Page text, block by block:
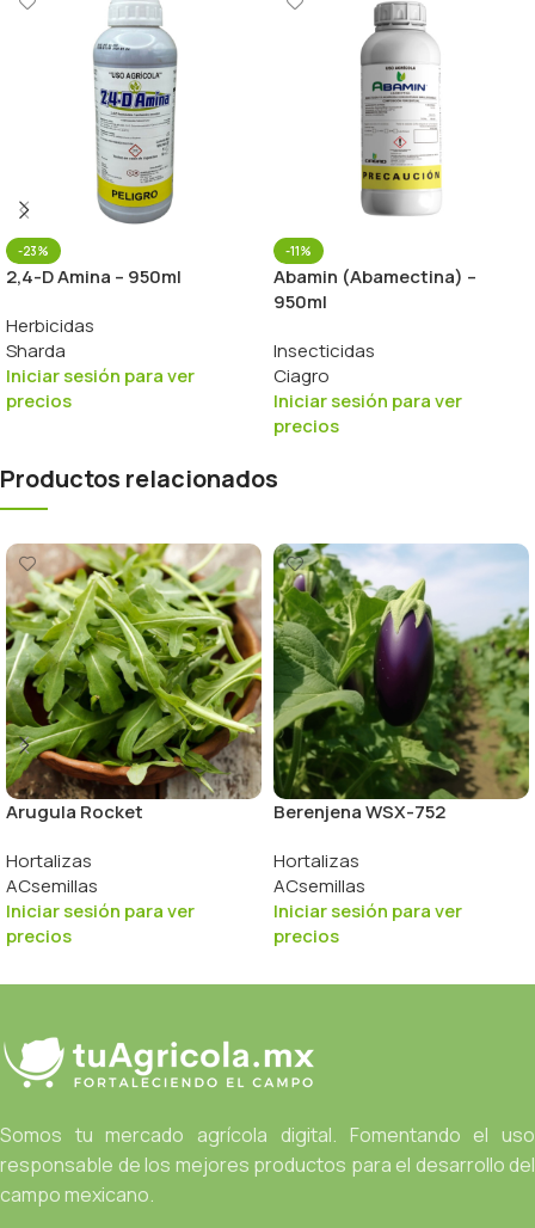
-23%
2,4-D Amina – 950ml
Herbicidas
Sharda
Iniciar sesión para ver
precios
-11%
Abamin (Abamectina) –
950ml
Insecticidas
Ciagro
Iniciar sesión para ver
precios
Productos relacionados
Arugula Rocket
Hortalizas
ACsemillas
Iniciar sesión para ver
precios
Berenjena WSX-752
Hortalizas
ACsemillas
Iniciar sesión para ver
precios
Somos tu mercado agrícola digital. Fomentando el uso
responsable de los mejores productos para el desarrollo del
campo mexicano.